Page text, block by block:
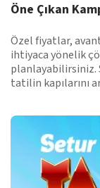
Öne Çıkan
Özel fiyatlar,
ihtiyaca yönelik
planlayabilirsiniz.
tatilin kapılarını